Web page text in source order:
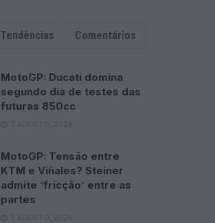
Tendências Comentários
MotoGP: Ducati domina
segundo dia de testes das
futuras 850cc
7 AGOSTO, 2026
MotoGP: Tensão entre
KTM e Viñales? Steiner
admite ‘fricção’ entre as
partes
7 AGOSTO, 2026